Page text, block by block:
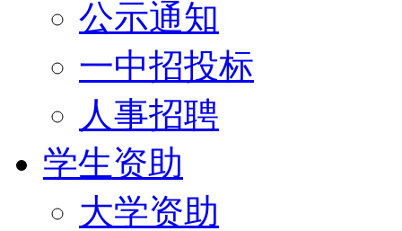
公示通知
一中招投标
人事招聘
学生资助
大学资助